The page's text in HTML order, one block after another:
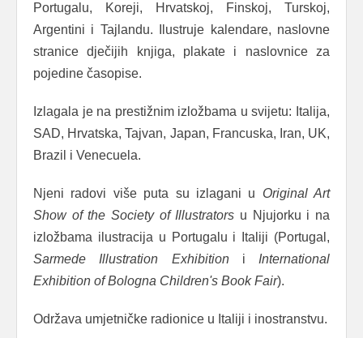
Portugalu, Koreji, Hrvatskoj, Finskoj, Turskoj,
Argentini i Tajlandu. Ilustruje kalendare, naslovne
stranice dječijih knjiga, plakate i naslovnice za
pojedine časopise.
Izlagala je na prestižnim izložbama u svijetu: Italija,
SAD, Hrvatska, Tajvan, Japan, Francuska, Iran, UK,
Brazil i Venecuela.
Njeni radovi više puta su izlagani u Original Art
Show of the Society of Illustrators u Njujorku i na
izložbama ilustracija u Portugalu i Italiji (Portugal,
Sarmede Illustration Exhibitioni International
Exhibition of Bologna Children's Book Fair).
Održava umjetničke radionice u Italiji i inostranstvu.